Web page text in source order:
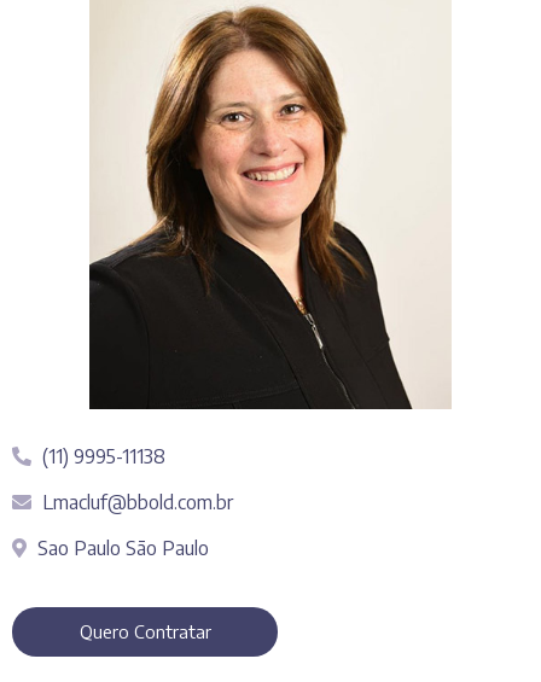
(11) 9995-11138
Lmacluf@bbold.com.br
Sao Paulo São Paulo
Quero Contratar